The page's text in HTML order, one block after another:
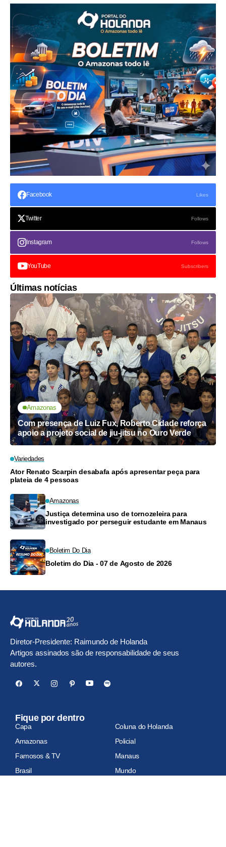
Facebook Likes
Twitter Follows
Instagram Follows
YouTube Subscribers
Últimas notícias
Amazonas
Com presença de Luiz Fux, Roberto Cidade reforça
apoio a projeto social de jiu-jitsu no Ouro Verde
Variedades
Ator Renato Scarpin desabafa após apresentar peça para
plateia de 4 pessoas
Amazonas
Justiça determina uso de tornozeleira para
investigado por perseguir estudante em Manaus
Boletim Do Dia
Boletim do Dia - 07 de Agosto de 2026
Diretor-Presidente: Raimundo de Holanda
Artigos assinados são de responsabilidade de seus
autores.
Fique por dentro
Capa
Coluna do Holanda
Amazonas
Policial
Famosos & TV
Manaus
Brasil
Mundo